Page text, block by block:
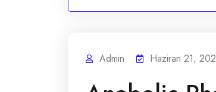
Admin Haziran 21,